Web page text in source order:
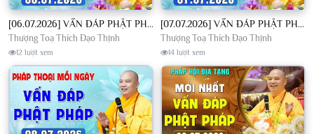
[06.07.2026] VẤN ĐÁP PHẬT PHÁP - Nghe Thầy giảng Pháp mỗi ngày CÔNG ĐỨC VÔ LƯỢNG│TT. Thích Đạo Thịnh
Thượng Toạ Thích Đạo Thịnh
12 lượt xem
[07.07.2026] VẤN ĐÁP PHẬT PHÁP - Nghe Thầy giảng Pháp mỗi ngày CÔNG ĐỨC VÔ LƯỢNG│TT. Thích Đạo Thịnh
Thượng Toạ Thích Đạo Thịnh
14 lượt xem